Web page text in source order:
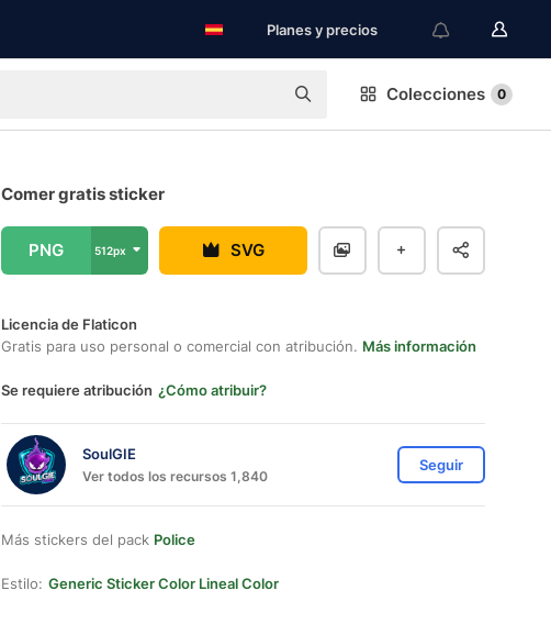
Planes y precios
Colecciones 0
Comer gratis sticker
PNG 512px SVG
Licencia de Flaticon
Gratis para uso personal o comercial con atribución. Más información
Se requiere atribución ¿Cómo atribuir?
SoulGIE
Ver todos los recursos 1,840
Seguir
Más stickers del pack Police
Estilo: Generic Sticker Color Lineal Color